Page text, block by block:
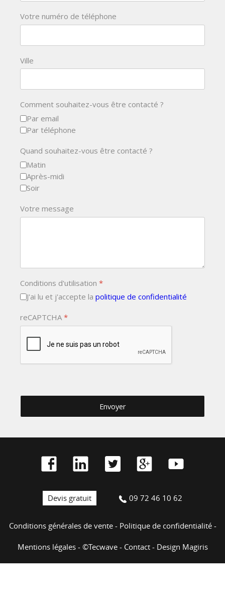
Votre numéro de téléphone
Ville
Comment souhaitez-vous être contacté ?
Par email
Par téléphone
Quand souhaitez-vous être contacté ?
Matin
Après-midi
Soir
Votre message
Conditions d'utilisation *
J'ai lu et j'accepte la politique de confidentialité
reCAPTCHA*
Envoyer
Devis gratuit 09 72 46 10 62
Conditions générales de vente- Politique de confidentialité-
Mentions légales- ©Tecwave- Contact- Design Magiris